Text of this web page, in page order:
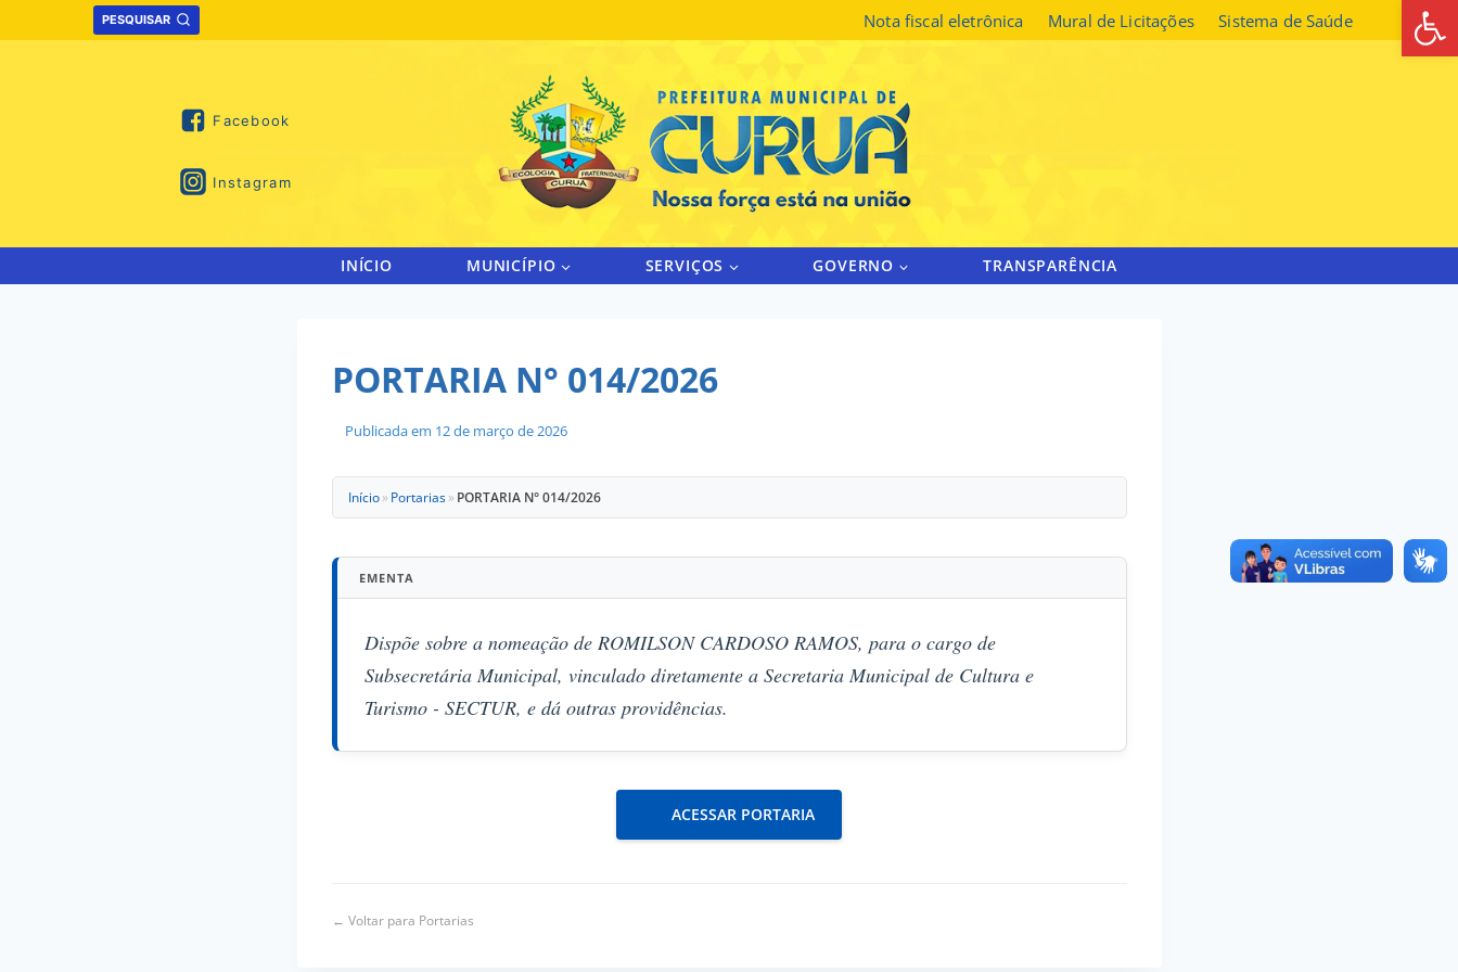
to
PESQUISAR Nota fiscal eletrônica Mural de Licitações Sistema de Saúde
Facebook
Instagram
INÍCIO MUNICÍPIO SERVIÇOS GOVERNO TRANSPARÊNCIA
PORTARIA N° 014/2026
Publicada em 12 de março de 2026
Início » Portarias » PORTARIA N° 014/2026
EMENTA
Dispõe sobre a nomeação de ROMILSON CARDOSO RAMOS, para o cargo de
Subsecretária Municipal, vinculado diretamente a Secretaria Municipal de Cultura e
Turismo - SECTUR, e dá outras providências.
ACESSAR PORTARIA
← Voltar para Portarias